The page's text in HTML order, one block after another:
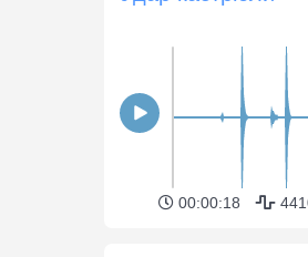
00:00:18